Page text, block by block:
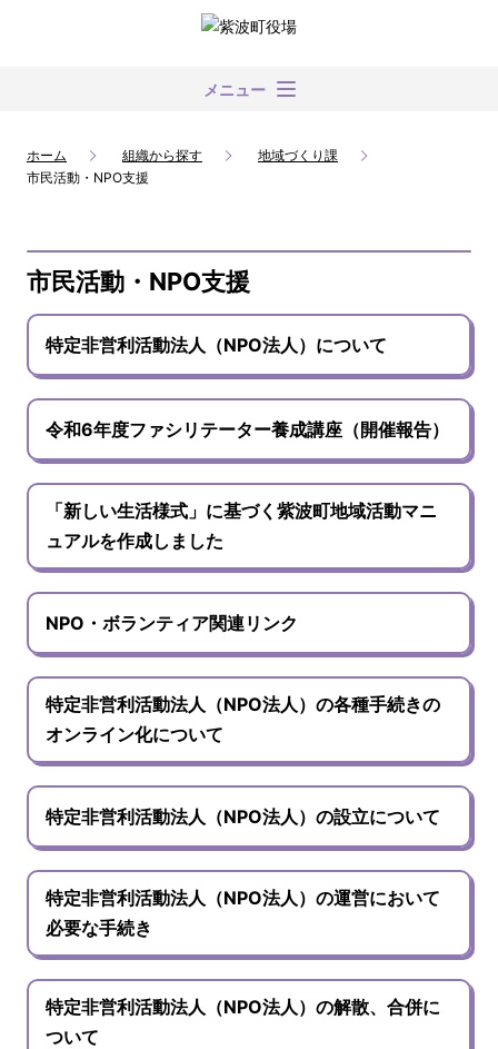
メニュー
ホーム 組織から探す
地域づくり課
市民活動・NPO支援
市民活動・NPO支援
特定非営利活動法人（NPO法人）について
令和6年度ファシリテーター養成講座（開催報告）
「新しい生活様式」に基づく紫波町地域活動マニ
ュアルを作成しました
NPO・ボランティア関連リンク
特定非営利活動法人（NPO法人）の各種手続きの
オンライン化について
特定非営利活動法人（NPO法人）の設立について
特定非営利活動法人（NPO法人）の運営において
必要な手続き
特定非営利活動法人（NPO法人）の解散、合併に
ついて